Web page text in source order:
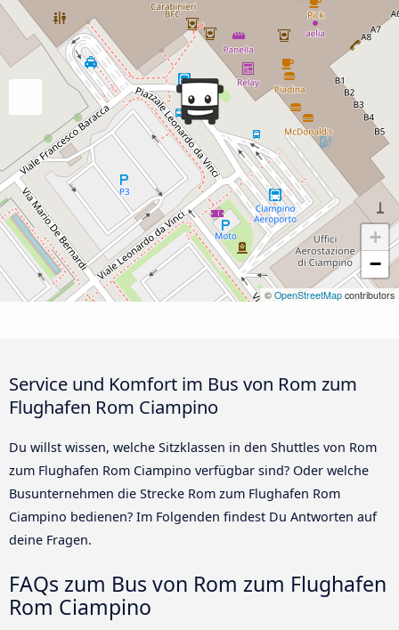
+
−
© OpenStreetMap contributors
Service und Komfort im Bus von Rom zum
Flughafen Rom Ciampino
Du willst wissen, welche Sitzklassen in den Shuttles von Rom
zum Flughafen Rom Ciampino verfügbar sind? Oder welche
Busunternehmen die Strecke Rom zum Flughafen Rom
Ciampino bedienen? Im Folgenden findest Du Antworten auf
deine Fragen.
FAQs zum Bus von Rom zum Flughafen
Rom Ciampino